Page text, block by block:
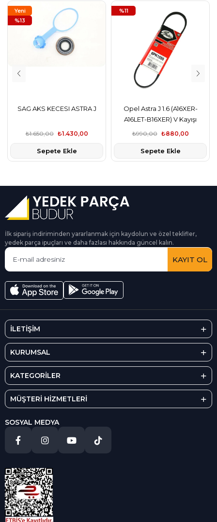
SAG AKS KECESI ASTRA J
₺1.430,00
₺1.650,00
Sepete Ekle
Yeni
Ürün
%13
Opel Astra J 1.6 (A16XER-
A16LET-B16XER) V Kayışı
GATES₺880,00
₺990,00
Sepete Ekle
%11
İlk sipariş indiriminden yararlanmak için kaydolun ve özel teklifler,
yedek parça ipuçları ve daha fazlası hakkında güncel kalın.
KAYIT OL
İLETİŞİM
KURUMSAL
KATEGORİLER
MÜŞTERİ HİZMETLERİ
SOSYAL MEDYA